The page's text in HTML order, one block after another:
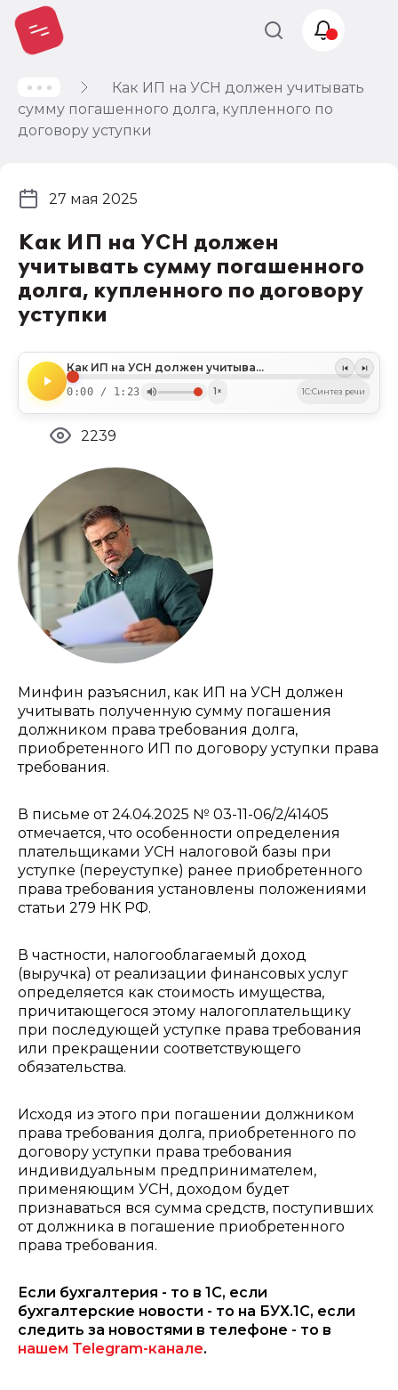
Как ИП на УСН должен учитывать
сумму погашенного долга, купленного по
договору уступки
Как ИП на УСН должен
учитывать сумму погашенного
долга, купленного по договору
уступки
Как ИП на УСН должен учитывать сумму погашенного долга, купленного по договору уступки
0:00 / 1:23 1× 1C:Синтез речи
27 мая 2025
2239
Минфин разъяснил, как ИП на УСН должен
учитывать полученную сумму погашения
должником права требования долга,
приобретенного ИП по договору уступки права
требования.
В письме от 24.04.2025 № 03-11-06/2/41405
отмечается, что особенности определения
плательщиками УСН налоговой базы при
уступке (переуступке) ранее приобретенного
права требования установлены положениями
статьи 279 НК РФ.
В частности, налогооблагаемый доход
(выручка) от реализации финансовых услуг
определяется как стоимость имущества,
причитающегося этому налогоплательщику
при последующей уступке права требования
или прекращении соответствующего
обязательства.
Исходя из этого при погашении должником
права требования долга, приобретенного по
договору уступки права требования
индивидуальным предпринимателем,
применяющим УСН, доходом будет
признаваться вся сумма средств, поступивших
от должника в погашение приобретенного
права требования.
Если бухгалтерия - то в 1С, если
бухгалтерские новости - то на БУХ.1С, если
следить за новостями в телефоне - то в
нашем Telegram-канале.
Учет и
налогообложение